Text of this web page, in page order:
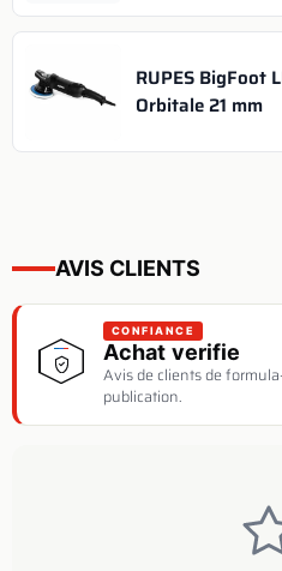
RUPES BigFoot
Orbitale 21 mm
AVIS CLIENTS
CONFIANCE
Achat verifie
Avis de clients de
publication.